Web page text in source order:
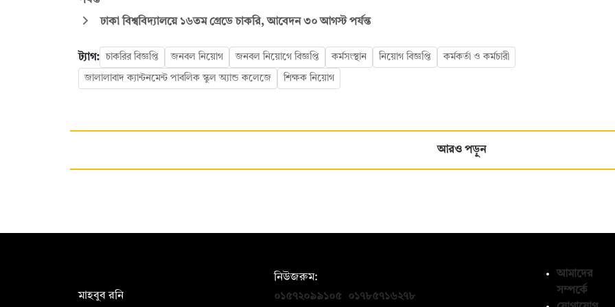
ঢাকা বিশ্ববিদ্যালয়ে ১৬তম গ্রেডে চাকরি, আবেদন ৩০ আগস্ট পর্যন্ত
ট্যাগ: চাকরির বিজ্ঞপ্তি জনবল নিয়োগ জনবল নিয়োগে বিজ্ঞপ্তি কর্মসংস্থান নিয়োগ বিজ্ঞপ্তি কর্মকর্তা ও কর্মচারী
জালালাবাদ ক্যান্টনমেন্ট পাবলিক স্কুল অ্যান্ড কলেজে শিক্ষক নিয়োগ
আরও পড়ুন
মাহবুব রনি
নিউজরুম:
০১৫৭২০৯৯১০৫
০১৭৮৫৭১৬২৭৮
আমাদের
সম্পর্কে